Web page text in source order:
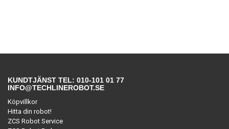
KUNDTJÄNST TEL: 010-101 01 77
INFO@TECHLINEROBOT.SE
Köpvillkor
Hitta din robot!
ZCS Robot Service